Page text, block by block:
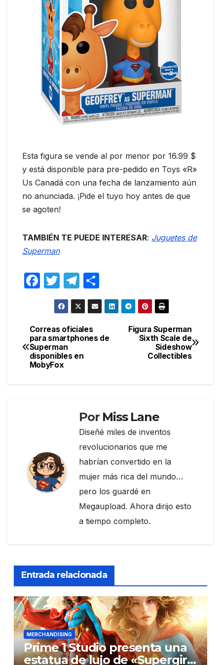
Esta figura se vende al por menor por 16.99 $
y está disponible para pre-pedido en Toys «R»
Us Canadá con una fecha de lanzamiento aún
no anunciada. ¡Pide el tuyo hoy antes de que
se agoten!
TAMBIÉN TE PUEDE INTERESAR: Juguetes de
Superman
F
e
b
o
o
T
w
itt
er
T
el
e
gr
a
m
o
m
ar
Navegación
de
entradas
Figura Superman
Sixth Scale de
Sideshow
Collectibles
Correas oficiales
para smartphones de
Superman
disponibles en
MobyFox
Por Miss Lane
Diseñé miles de inventos
revolucionarios que me
habrían convertido en la
mujer más rica del mundo…
pero los guardé en
Megaupload. Ahora dirijo esto
a tiempo completo.
Entrada relacionada
MERCHANDISING
Prime 1 Studio presenta una
estatua de lujo de «Supergirl: